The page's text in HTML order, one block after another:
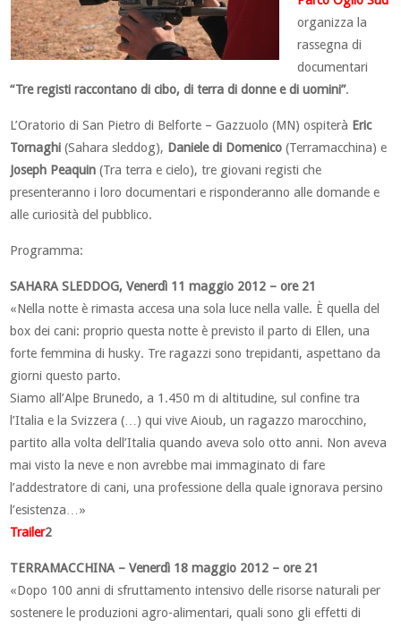
organizza la
rassegna di
documentari
“Tre registi raccontano di cibo, di terra di donne e di uomini”.
L’Oratorio di San Pietro di Belforte – Gazzuolo (MN) ospiterà Eric
Tornaghi (Sahara sleddog), Daniele di Domenico (Terramacchina) e
Joseph Peaquin (Tra terra e cielo), tre giovani registi che
presenteranno i loro documentari e risponderanno alle domande e
alle curiosità del pubblico.
Programma:
SAHARA SLEDDOG, Venerdì 11 maggio 2012 – ore 21
«Nella notte è rimasta accesa una sola luce nella valle. È quella del
box dei cani: proprio questa notte è previsto il parto di Ellen, una
forte femmina di husky. Tre ragazzi sono trepidanti, aspettano da
giorni questo parto.
Siamo all’Alpe Brunedo, a 1.450 m di altitudine, sul confine tra
l’Italia e la Svizzera (…) qui vive Aioub, un ragazzo marocchino,
partito alla volta dell’Italia quando aveva solo otto anni. Non aveva
mai visto la neve e non avrebbe mai immaginato di fare
l’addestratore di cani, una professione della quale ignorava persino
l’esistenza…»
Trailer2
TERRAMACCHINA – Venerdì 18 maggio 2012 – ore 21
«Dopo 100 anni di sfruttamento intensivo delle risorse naturali per
sostenere le produzioni agro-alimentari, quali sono gli effetti di